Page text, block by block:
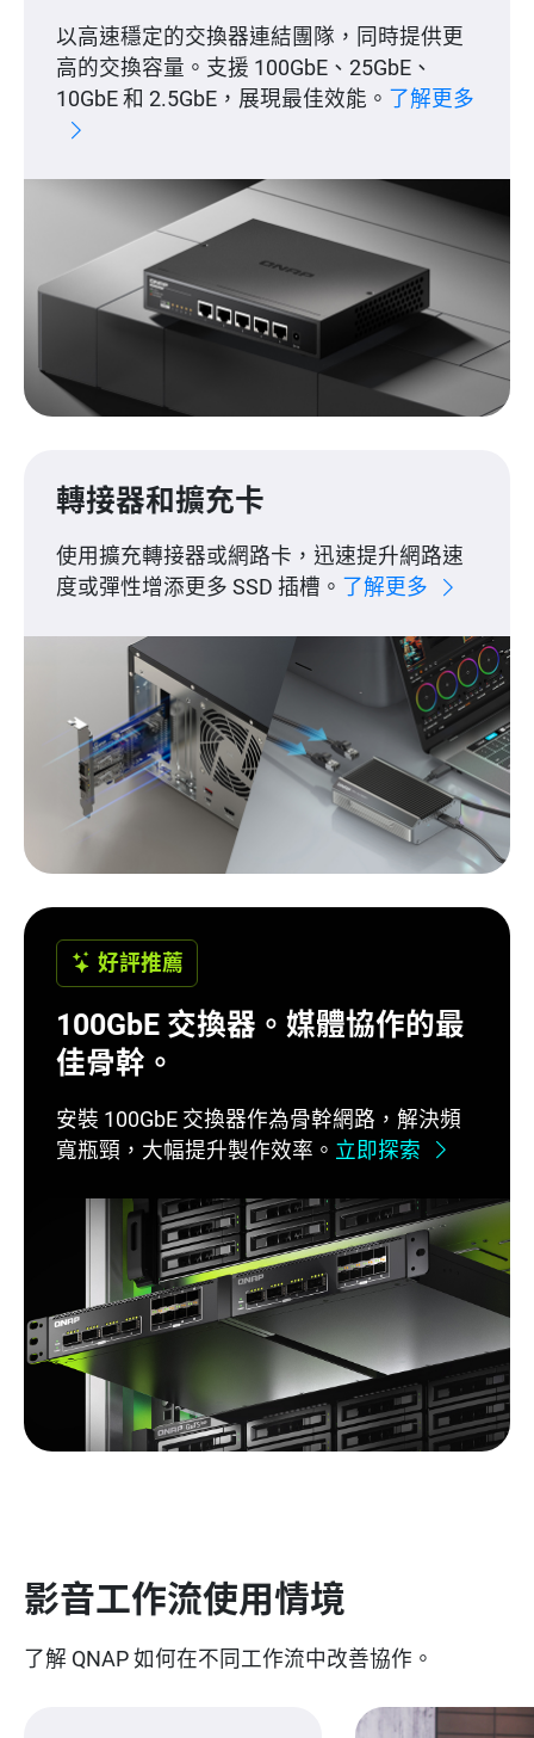
以高速穩定的交換器連結團隊，同時提供更
高的交換容量。支援 100GbE、25GbE、
10GbE 和 2.5GbE，展現最佳效能。
了解更多
轉接器和擴充卡
使用擴充轉接器或網路卡，迅速提升網路速
度或彈性增添更多 SSD 插槽。
了解更多
好評推薦
100GbE 交換器。媒體協作的最
佳骨幹。
安裝 100GbE 交換器作為骨幹網路，解決頻
寬瓶頸，大幅提升製作效率。 立即探索
影音工作流使用情境
了解 QNAP 如何在不同工作流中改善協作。